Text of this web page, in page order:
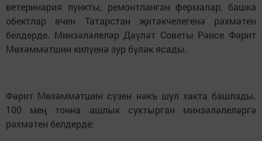
ветеринария пункты, ремонтланган фермалар, башка
обектлар өчен Татарстан җитәкчелегенә рәхмәтен
белдерде. Минзәләлеләр Дәүләт Советы Рәисе Фәрит
Мөхәммәтшин килүенә зур бүләк ясады.
Фәрит Мөхәммәтшин сүзен нәкъ шул хакта башлады.
100 мең тонна ашлык суктырган минзәләлеләргә
рәхмәтен белдерде: